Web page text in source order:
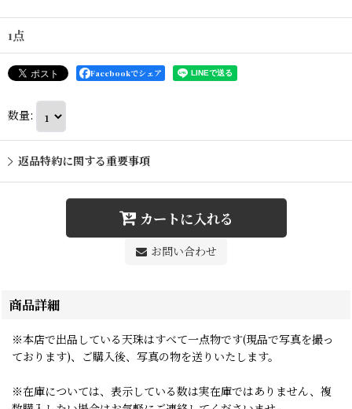
1点
Facebookでシェア
数量:
返品特約に関する重要事項
カートに入れる
お問い合わせ
商品詳細
※本店で出品している天珠はすべて一点物です(現品で写真を撮っ
ております)、ご購入後、写真の物を送りいたします。
※在庫については、表示している数は実在庫ではありません、複